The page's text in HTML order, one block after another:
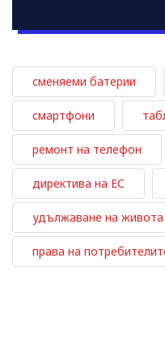
сменяеми батерии
смартфони
ремонт на телефон
директива на ЕС
удължаване на живота
права на